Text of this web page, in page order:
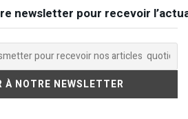
newsletter pour recevoir